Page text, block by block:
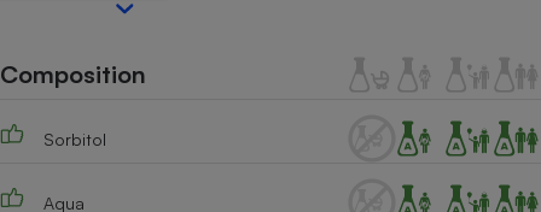
Composition
Sorbitol
Aqua
Ventilateur
Antivirus